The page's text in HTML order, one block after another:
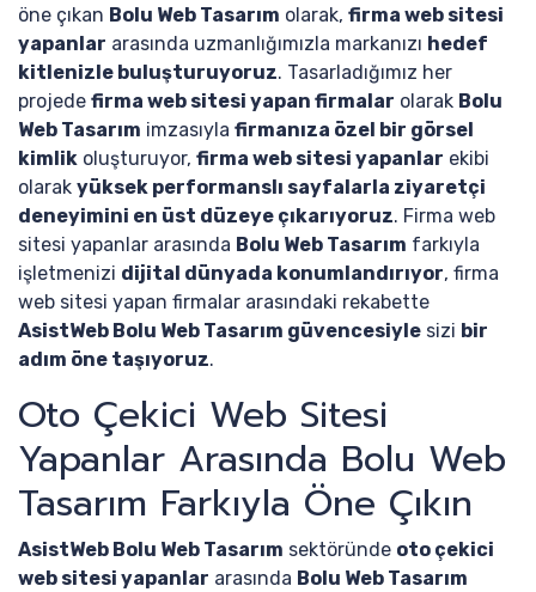
öne çıkan Bolu Web Tasarım olarak, firma web sitesi
yapanlar arasında uzmanlığımızla markanızı hedef
kitlenizle buluşturuyoruz. Tasarladığımız her
projede firma web sitesi yapan firmalar olarak Bolu
Web Tasarım imzasıyla firmanıza özel bir görsel
kimlik oluşturuyor, firma web sitesi yapanlar ekibi
olarak yüksek performanslı sayfalarla ziyaretçi
deneyimini en üst düzeye çıkarıyoruz. Firma web
sitesi yapanlar arasında Bolu Web Tasarım farkıyla
işletmenizi dijital dünyada konumlandırıyor, firma
web sitesi yapan firmalar arasındaki rekabette
AsistWeb Bolu Web Tasarım güvencesiyle sizi bir
adım öne taşıyoruz.
Oto Çekici Web Sitesi
Yapanlar Arasında Bolu Web
Tasarım Farkıyla Öne Çıkın
AsistWeb Bolu Web Tasarım sektöründe oto çekici
web sitesi yapanlar arasında Bolu Web Tasarım